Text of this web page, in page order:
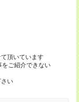
頂いています
ご紹介できない
い